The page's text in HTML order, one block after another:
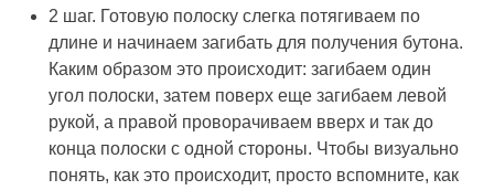
2 шаг. Готовую полоску слегка потягиваем по
длине и начинаем загибать для получения бутона.
Каким образом это происходит: загибаем один
угол полоски, затем поверх еще загибаем левой
рукой, а правой проворачиваем вверх и так до
конца полоски с одной стороны. Чтобы визуально
понять, как это происходит, просто вспомните, как